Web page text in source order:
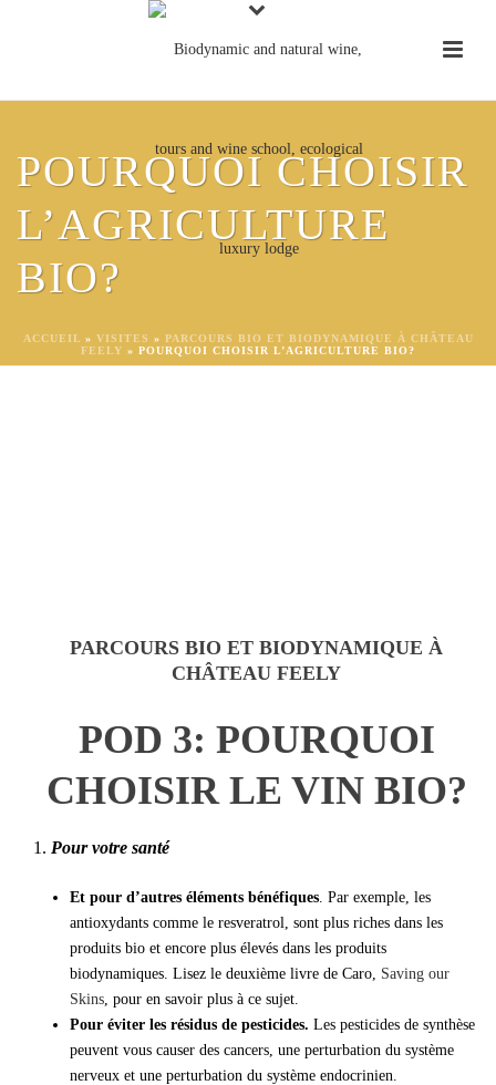
POURQUOI CHOISIR
L’AGRICULTURE
BIO?
ACCUEIL » VISITES » PARCOURS BIO ET BIODYNAMIQUE À CHÂTEAU
FEELY » POURQUOI CHOISIR L’AGRICULTURE BIO?
PARCOURS BIO ET BIODYNAMIQUE À
CHÂTEAU FEELY
POD 3: POURQUOI
CHOISIR LE VIN BIO?
1. Pour votre santé
Et pour d’autres éléments bénéfiques. Par exemple, les
antioxydants comme le resveratrol, sont plus riches dans les
produits bio et encore plus élevés dans les produits
biodynamiques. Lisez le deuxième livre de Caro, Saving our
Skins, pour en savoir plus à ce sujet.
Pour éviter les résidus de pesticides. Les pesticides de synthèse
peuvent vous causer des cancers, une perturbation du système
nerveux et une perturbation du système endocrinien.